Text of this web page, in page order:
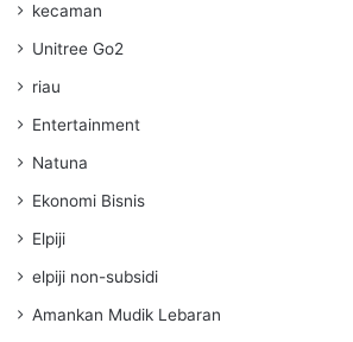
kecaman
Unitree Go2
riau
Entertainment
Natuna
Ekonomi Bisnis
Elpiji
elpiji non-subsidi
Amankan Mudik Lebaran